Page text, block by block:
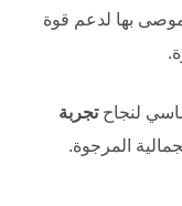
بها لدعم قوة
لنجاحتجربة
المرجوة.